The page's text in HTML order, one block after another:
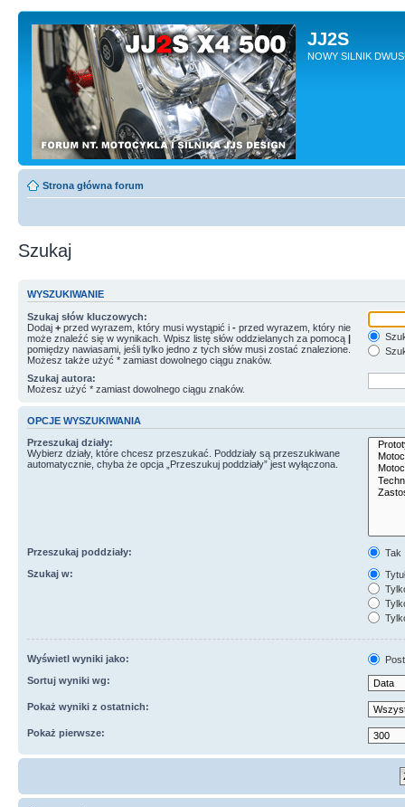
JJ2S
NOWY SILNIK
Strona główna forum
Szukaj
WYSZUKIWANIE
Szukaj słów kluczowych:
Dodaj + przed wyrazem, który musi wystąpić i - przed wyrazem, który nie
może znaleźć się w wynikach. Wpisz listę słów oddzielanych za pomocą |
pomiędzy nawiasami, jeśli tylko jedno z tych słów musi zostać znalezione.
Możesz także użyć * zamiast dowolnego ciągu znaków.
Szukaj autora:
Możesz użyć * zamiast dowolnego ciągu znaków.
OPCJE WYSZUKIWANIA
Przeszukaj działy:
Wybierz działy, które chcesz przeszukać. Poddziały są przeszukiwane
automatycznie, chyba że opcja „Przeszukuj poddziały” jest wyłączona.
Przeszukaj poddziały:
Tak
Szukaj w:
Wyświetl wyniki jako:
Sortuj wyniki wg:
Pokaż wyniki z ostatnich:
Pokaż pierwsze: